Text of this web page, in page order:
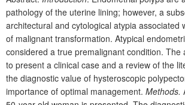
pathology of the uterine lining; however, a
architectural and cytological atypia associated
of malignant transformation. Atypical
considered a true premalignant condition. The
to present a clinical case and a review of the
the diagnostic value of hysteroscopic
importance of optimal management. Methods.